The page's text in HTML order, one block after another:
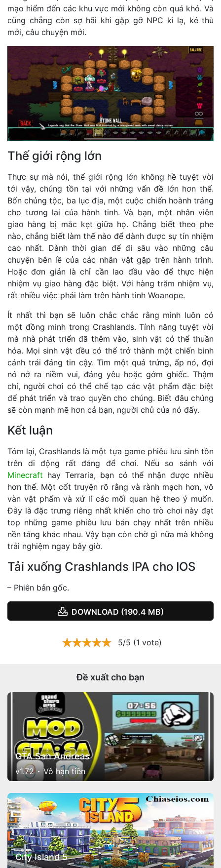
mạo hiểm đến các khu vực mới không còn quá khó. Và
cũng chẳng còn sợ hãi khi gặp gỡ NPC kì lạ, kẻ thù
mới, câu chuyện mới.
Thế giới rộng lớn
Thực sự mà nói, thế giới rộng lớn không hề tuyệt vời
tới vậy, chúng tồn tại với những vấn đề lớn hơn thế.
Bốn chủng tộc, ba lục địa, một cuộc chiến hoành tráng
cho tương lai của hành tinh. Và bạn, một nhân viên
giao hàng bị mắc kẹt giữa họ. Chẳng biết theo phe
nào, chẳng biết làm thế nào để dành được sự tín nhiệm
cao nhất. Dành thời gian để đi sâu vào những câu
chuyện bên lề của các nhân vật gặp trên hành trình.
Hoặc đơn giản là chỉ cần lao đầu vào để thực hiện
nhiệm vụ giao hàng đặc biệt. Với hàng trăm nhiệm vụ,
rất nhiều việc phải làm trên hành tinh Woanope.
Ít nhất thì bạn sẽ luôn chắc chắc rằng mình luôn có
một đồng minh trong Crashlands. Tính năng tuyệt vời
mà nhà phát triển đã thêm vào, sinh vật có thể thuần
hóa. Mọi sinh vật đều có thể trở thành một chiến binh
cánh trái đáng tin cậy. Tìm một quả trứng, ấp nó, đợi
nó nở ra niềm vui, đáng yêu hoặc gớm ghiếc. Thậm
chí, người chơi có thể chế tạo các vật phẩm đặc biệt
để phát triển và trao quyền cho chúng. Biết đâu chúng
sẽ còn mạnh mẽ hơn cả bạn, người chủ của nó đấy.
Kết luận
Tóm lại, Crashlands là một tựa game phiêu lưu sinh tồn
trên di động rất đáng để chơi. Nếu so sánh với
Minecraft hay Terraria, bạn có thể nhận được nhiều
hơn thế. Một cốt truyện rõ rằng và rành mạch hơn, vô
vàn vật phẩm và xứ lí các mối quan hệ theo ý muốn.
Đây là đặc trưng riêng nhất khiến cho trò chơi này đạt
top những game phiêu lưu bán chạy nhất trên nhiều
nền tảng khác nhau. Vậy bạn còn chờ gì nữa mà không
trải nghiệm ngay bây giờ.
Tải xuống Crashlands IPA cho IOS
– Phiên bản gốc.
DOWNLOAD (190.4 MB)
5/5 (1 vote)
Đề xuất cho bạn
GTA San Andreas
v1.72 Vô hạn tiền
City Island 5